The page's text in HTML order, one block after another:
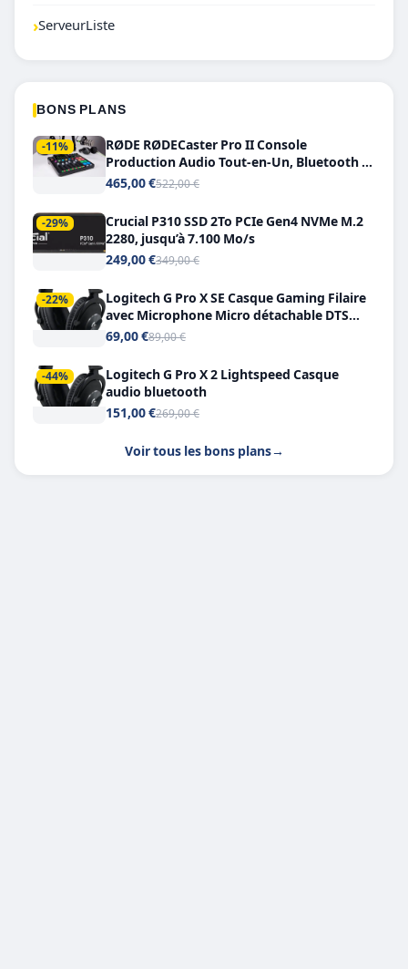
›ServeurListe
BONS PLANS
-11%
RØDE RØDECaster Pro II Console
Production Audio Tout-en-Un, Bluetooth et
Double USB-C
465,00 €522,00 €
-29%
Crucial P310 SSD 2To PCIe Gen4 NVMe M.2
2280, jusqu’à 7.100 Mo/s
249,00 €349,00 €
-22%
Logitech G Pro X SE Casque Gaming Filaire
avec Microphone Micro détachable DTS
Headphone X 7.1
69,00 €89,00 €
-44%
Logitech G Pro X 2 Lightspeed Casque
audio bluetooth
151,00 €269,00 €
Voir tous les bons plans→